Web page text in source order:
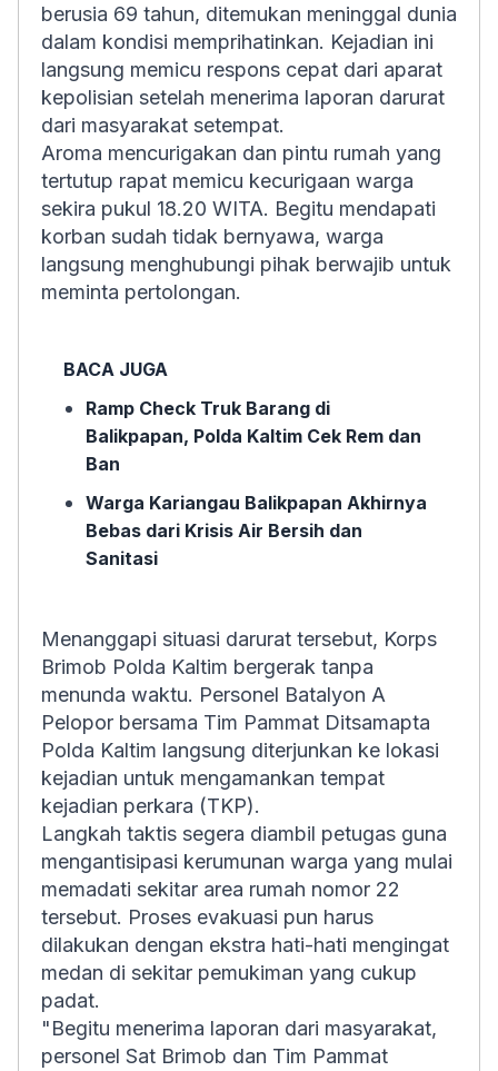
berusia 69 tahun, ditemukan meninggal dunia
dalam kondisi memprihatinkan. Kejadian ini
langsung memicu respons cepat dari aparat
kepolisian setelah menerima laporan darurat
dari masyarakat setempat.
Aroma mencurigakan dan pintu rumah yang
tertutup rapat memicu kecurigaan warga
sekira pukul 18.20 WITA. Begitu mendapati
korban sudah tidak bernyawa, warga
langsung menghubungi pihak berwajib untuk
meminta pertolongan.
BACA JUGA
Ramp Check Truk Barang di
Balikpapan, Polda Kaltim Cek Rem dan
Ban
Warga Kariangau Balikpapan Akhirnya
Bebas dari Krisis Air Bersih dan
Sanitasi
Menanggapi situasi darurat tersebut, Korps
Brimob Polda Kaltim bergerak tanpa
menunda waktu. Personel Batalyon A
Pelopor bersama Tim Pammat Ditsamapta
Polda Kaltim langsung diterjunkan ke lokasi
kejadian untuk mengamankan tempat
kejadian perkara (TKP).
Langkah taktis segera diambil petugas guna
mengantisipasi kerumunan warga yang mulai
memadati sekitar area rumah nomor 22
tersebut. Proses evakuasi pun harus
dilakukan dengan ekstra hati-hati mengingat
medan di sekitar pemukiman yang cukup
padat.
"Begitu menerima laporan dari masyarakat,
personel Sat Brimob dan Tim Pammat